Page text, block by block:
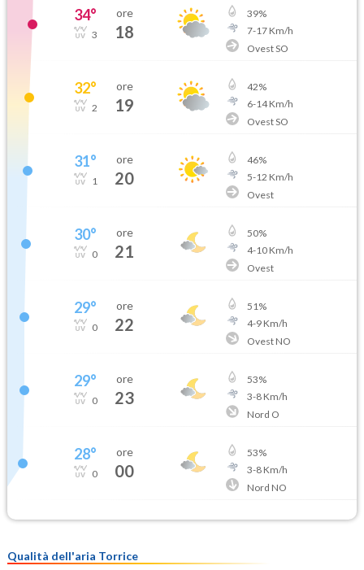
34°
3
ore
18
39%
7-17Km/h
Ovest SO
32°
2
ore
19
42%
6-14Km/h
Ovest SO
31°
1
ore
20
46%
5-12 Km/h
Ovest
30°
0
ore
21
50%
4-10Km/h
Ovest
29°
0
ore
22
51%
4-9Km/h
Ovest NO
29°
0
ore
23
53%
3-8Km/h
Nord O
28°
0
ore
00
53%
3-8Km/h
Nord NO
Qualità dell'aria Torrice